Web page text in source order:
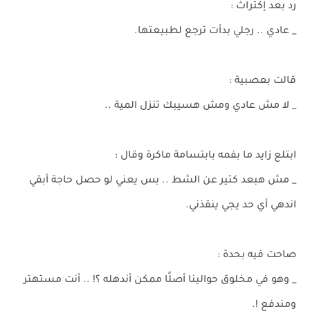
رد بعد إكتراث :
_ عادي .. رجلي بدأت ترجع لطبيعتها.
قالت بعصبية :
_ لا مش عادي ومش هسيبك تنزل المية ..
ابتلع زايد ما بفمه بابتسامة ماكرة وقال :
_ مش هبعد كتير عن الشط .. بس يعني لو حصل حاجة أبقي
اندهي أي حد يجي ينقذني.
صاحت فيه بحدة :
_ وهو في مخلوق حوالينا أصلًا ممكن أندهله ؟! .. أنت مستهتر
ومندفع !.